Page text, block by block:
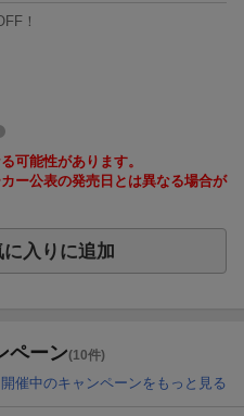
！
可能性があります。
ー公表の発売日とは異なる場合が
入りに追加
ペーン(10件)
開催中のキャンペーンをもっと見る